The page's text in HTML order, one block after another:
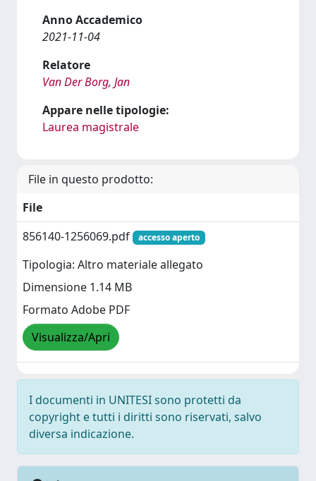
Anno Accademico
2021-11-04
Relatore
Van Der Borg, Jan
Appare nelle tipologie:
Laurea magistrale
File in questo prodotto:
File
856140-1256069.pdf
accesso aperto
Tipologia: Altro materiale allegato
Dimensione 1.14 MB
Formato Adobe PDF
Visualizza/Apri
I documenti in UNITESI sono protetti da
copyright e tutti i diritti sono riservati, salvo
diversa indicazione.